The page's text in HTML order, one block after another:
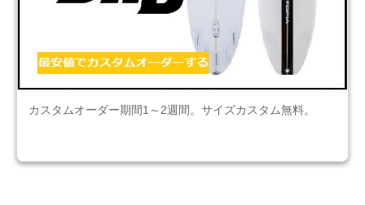
カスタムオーダー期間1～2週間。サイズカスタム無料。